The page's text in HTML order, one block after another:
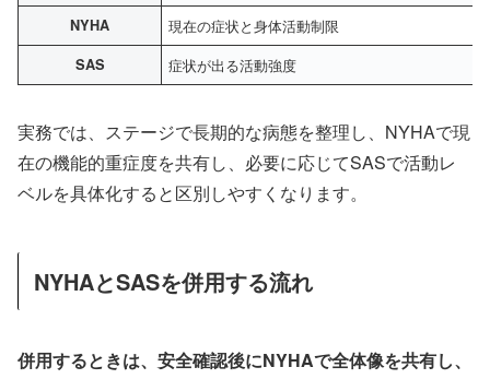
NYHA 現在の症状と身体活動制限
SAS 症状が出る活動強度
実務では、ステージで長期的な病態を整理し、NYHAで現
在の機能的重症度を共有し、必要に応じてSASで活動レ
ベルを具体化すると区別しやすくなります。
NYHAとSASを併用する流れ
併用するときは、安全確認後にNYHAで全体像を共有し、